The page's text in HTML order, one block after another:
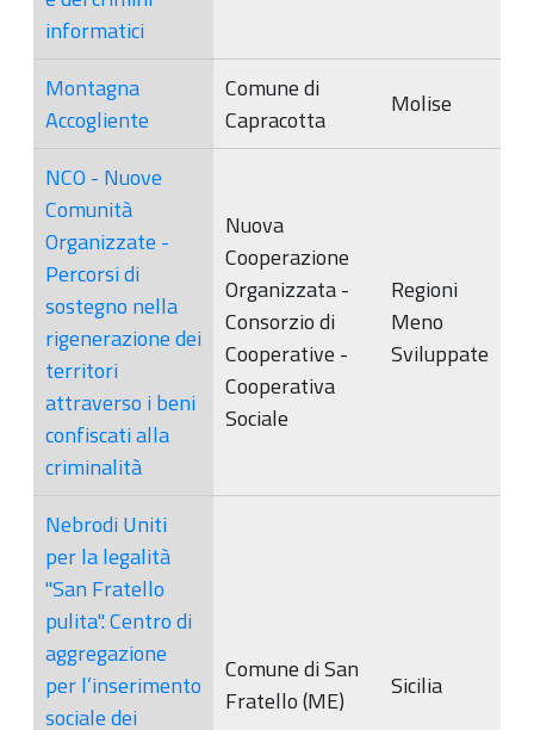
informatici
Montagna
Accogliente
Comune di
Capracotta
Molise
NCO - Nuove
Comunità
Organizzate -
Percorsi di
sostegno nella
rigenerazione dei
territori
attraverso i beni
confiscati alla
criminalità
Nuova
Cooperazione
Organizzata -
Consorzio di
Cooperative -
Cooperativa
Sociale
Regioni
Meno
Sviluppate
Nebrodi Uniti
per la legalità
"San Fratello
pulita". Centro di
aggregazione
per l’inserimento
sociale dei
Comune di San
Fratello (ME)
Sicilia